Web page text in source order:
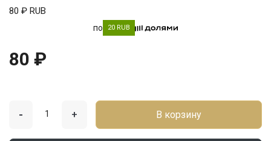
80 ₽ RUB
по 20 RUB
80 ₽
- + В корзину